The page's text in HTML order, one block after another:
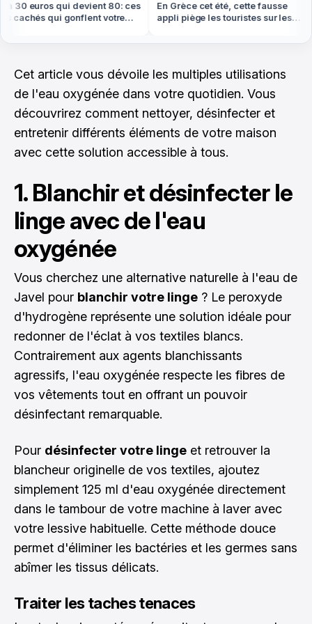
30 euros qui devient 80: ces
qui gonflent votre
En Grèce cet été, cette fausse
appli piège les touristes sur les
Cet article vous dévoile les multiples utilisations
de l'eau oxygénée dans votre quotidien. Vous
découvrirez comment nettoyer, désinfecter et
entretenir différents éléments de votre maison
avec cette solution accessible à tous.
1. Blanchir et désinfecter le
linge avec de l'eau
oxygénée
Vous cherchez une alternative naturelle à l'eau de
Javel pour blanchir votre linge ? Le peroxyde
d'hydrogène représente une solution idéale pour
redonner de l'éclat à vos textiles blancs.
Contrairement aux agents blanchissants
agressifs, l'eau oxygénée respecte les fibres de
vos vêtements tout en offrant un pouvoir
désinfectant remarquable.
Pour désinfecter votre linge et retrouver la
blancheur originelle de vos textiles, ajoutez
simplement 125 ml d'eau oxygénée directement
dans le tambour de votre machine à laver avec
votre lessive habituelle. Cette méthode douce
permet d'éliminer les bactéries et les germes sans
abîmer les tissus délicats.
Traiter les taches tenaces